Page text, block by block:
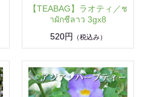
【TEABAG】ラオティ／ช
าผักชีลาว 3gx8
520円
（税込み）